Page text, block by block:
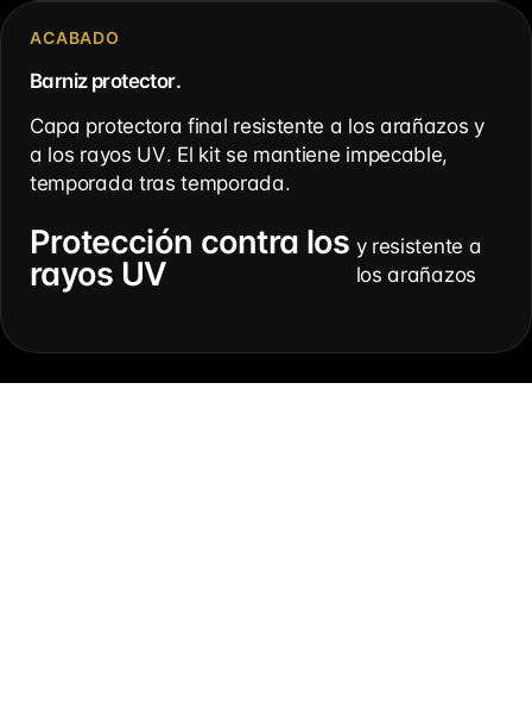
ACABADO
Barniz protector.
Capa protectora final resistente a los arañazos y
a los rayos UV. El kit se mantiene impecable,
temporada tras temporada.
Protección contra los
rayos UV
y resistente a
los arañazos